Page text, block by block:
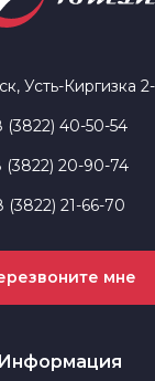
Усть-Киргизка
(3822) 40-50-54
(3822) 20-90-74
(3822) 21-66-70
мне
Информация